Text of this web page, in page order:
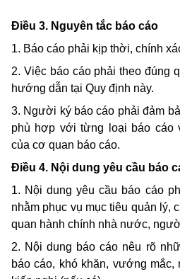
Điều 3. Nguyên tắc báo cáo
1. Báo cáo phải kịp thời, chính
2. Việc báo cáo phải theo đúng
hướng dẫn tại Quy định này.
3. Người ký báo cáo phải đảm
phù hợp với từng loại báo cáo
của cơ quan báo cáo.
Điều 4. Nội dung yêu cầu báo
1. Nội dung yêu cầu báo cáo
nhằm phục vụ mục tiêu quản lý,
quan hành chính nhà nước,
2. Nội dung báo cáo nêu rõ
báo cáo, khó khăn, vướng mắc,